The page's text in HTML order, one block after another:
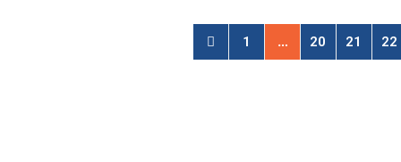
1 … 20 21 22